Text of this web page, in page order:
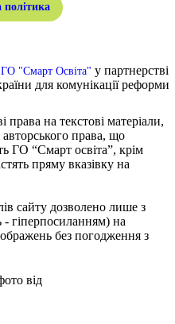
політика
ГО "Смарт Освіта" у партнерстві
для комунікації реформи
на текстові матеріали,
права, що
ГО “Смарт освіта”, крім
пряму вказівку на
сайту дозволено лише з
гіперпосиланням) на
без погодження з
від